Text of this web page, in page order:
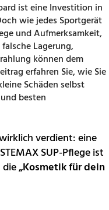
ist eine Investition in
wie jedes Sportgerät
und Aufmerksamkeit,
Lagerung,
können dem
erfahren Sie, wie Sie
Schäden selbst
besten
verdient: eine
SUP-Pflege ist
„Kosmetik für dein